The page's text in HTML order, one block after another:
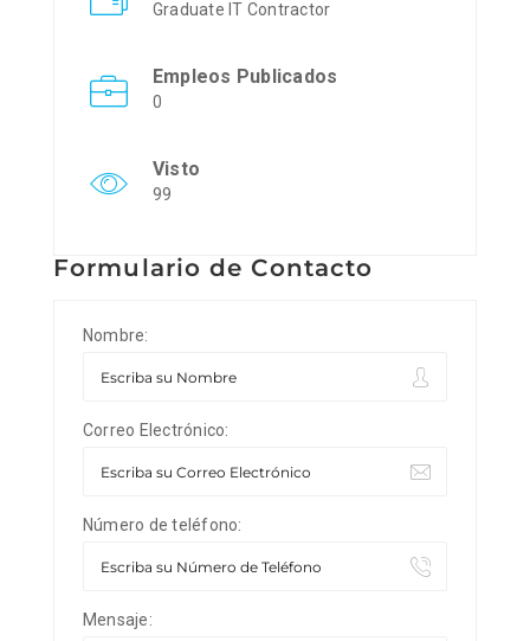
Graduate IT Contractor
Empleos Publicados
0
Visto
99
Formulario de Contacto
Nombre:
Correo Electrónico:
Número de teléfono:
Mensaje: